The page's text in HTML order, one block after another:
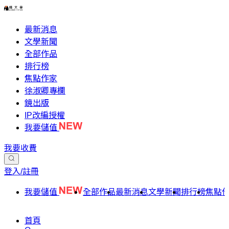
最新消息
文學新聞
全部作品
排行榜
焦點作家
徐淑卿專欄
鏡出版
IP改編授權
我要儲值
我要收費
登入/註冊
我要儲值 全部作品最新消息文學新聞排行榜焦點
首頁